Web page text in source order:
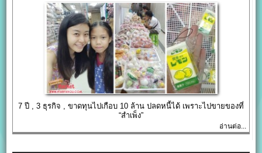
7 ปี , 3 ธุรกิจ , ขาดทุนไปเกือบ 10 ล้าน ปลดหนี้ได้ เพราะไปขายของที่
“สำเพ็ง”
อ่านต่อ...